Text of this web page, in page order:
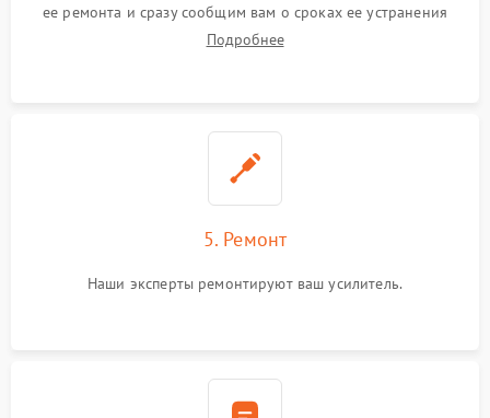
ее ремонта и сразу сообщим вам о сроках ее устранения
Подробнее
5. Ремонт
Наши эксперты ремонтируют ваш усилитель.